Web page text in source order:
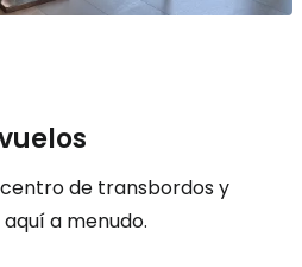
de transbordos y
a menudo.